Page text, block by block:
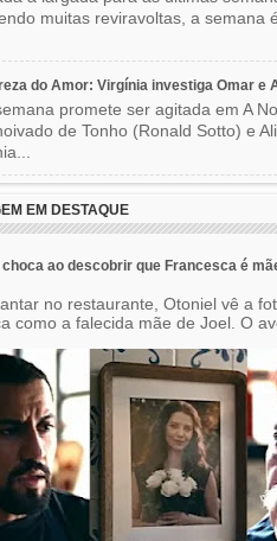
muitas reviravoltas, a semana
do Amor: Virgínia investiga Omar e
promete ser agitada em A
de Tonho (Ronald Sotto) e
EM DESTAQUE
ao descobrir que Francesca é
no restaurante, Otoniel vê a
como a falecida mãe de Joel. O